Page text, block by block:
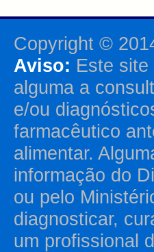
Copyright ©
Aviso: Este
alguma a
e/ou
farmacêutico
alimentar.
informação do
ou pelo
diagnosticar,
um profissional